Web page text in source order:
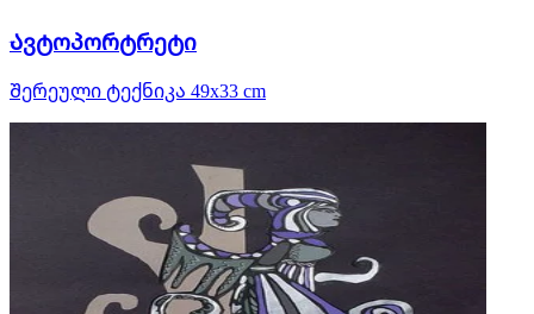
Ავტოპორტრეტი
Შერეული ტექნიკა 49x33 cm